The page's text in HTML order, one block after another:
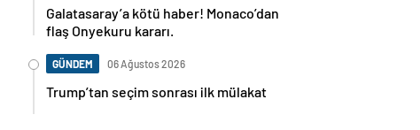
Galatasaray’a kötü haber! Monaco’dan
flaş Onyekuru kararı.
GÜNDEM 06 Ağustos 2026
Trump’tan seçim sonrası ilk mülakat